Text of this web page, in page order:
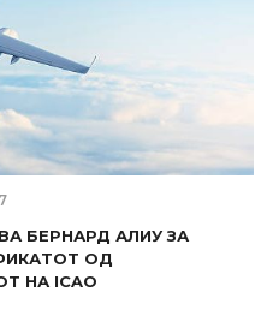
БЕРНАРД АЛИУ ЗА
ОД
НА ICAO